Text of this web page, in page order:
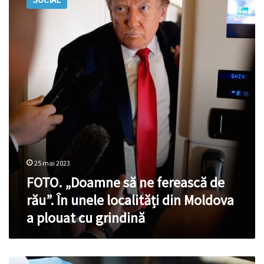
unele
din
Moldova
a
plouat
cu
grindină25 mai 2023
FOTO. „Doamne să ne ferească de
rău”. În unele localități din Moldova
a plouat cu grindină